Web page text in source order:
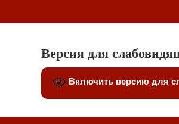
Версия для
Включить версию для